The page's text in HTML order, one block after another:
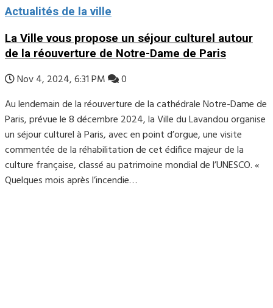
Actualités de la ville
La Ville vous propose un séjour culturel autour
de la réouverture de Notre-Dame de Paris
Nov 4, 2024, 6:31 PM
0
Au lendemain de la réouverture de la cathédrale Notre-Dame de
Paris, prévue le 8 décembre 2024, la Ville du Lavandou organise
un séjour culturel à Paris, avec en point d’orgue, une visite
commentée de la réhabilitation de cet édifice majeur de la
culture française, classé au patrimoine mondial de l’UNESCO. «
Quelques mois après l’incendie…